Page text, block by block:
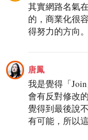
其實網路名氣
的，商業化很
得努力的方向。
唐鳳
我是覺得「
會有反對修改
覺得到最後說
有可能，所以